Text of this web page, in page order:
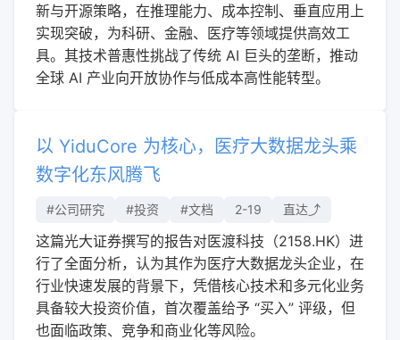
新与开源策略，在推理能力、成本控制、垂直应用上
实现突破，为科研、金融、医疗等领域提供高效工
具。其技术普惠性挑战了传统 AI 巨头的垄断，推动
全球 AI 产业向开放协作与低成本高性能转型。
以 YiduCore 为核心，医疗大数据龙头乘
数字化东风腾飞
#公司研究 #投资 #文档 2-19 直达⤴︎
这篇光大证券撰写的报告对医渡科技（2158.HK）进
行了全面分析，认为其作为医疗大数据龙头企业，在
行业快速发展的背景下，凭借核心技术和多元化业务
具备较大投资价值，首次覆盖给予 “买入” 评级，但
也面临政策、竞争和商业化等风险。